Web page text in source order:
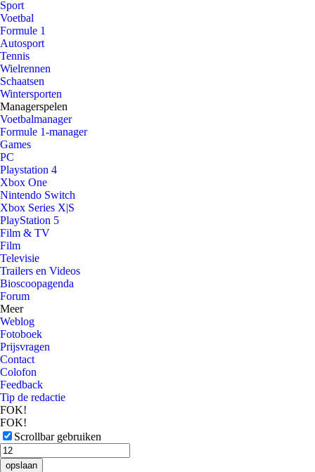
Sport
Voetbal
Formule 1
Autosport
Tennis
Wielrennen
Schaatsen
Wintersporten
Managerspelen
Voetbalmanager
Formule 1-manager
Games
PC
Playstation 4
Xbox One
Nintendo Switch
Xbox Series X|S
PlayStation 5
Film & TV
Film
Televisie
Trailers en Videos
Bioscoopagenda
Forum
Meer
Weblog
Fotoboek
Prijsvragen
Contact
Colofon
Feedback
Tip de redactie
FOK!
FOK!
Scrollbar gebruiken
opslaan